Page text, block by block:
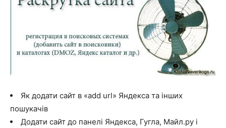
Як додати сайт в «add url» Яндекса та інших
пошукачів
Додати сайт до панелі Яндекса, Гугла, Майл.ру і